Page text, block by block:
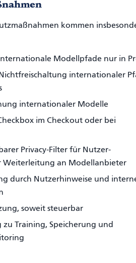
kommen
Modellpfade nur in
internationaler
internationaler Modelle
im Checkout oder bei
Privacy-Filter für Nutzer-
Weiterleitung an Modellanbieter
durch Nutzerhinweise und
soweit steuerbar
Training, Speicherung und